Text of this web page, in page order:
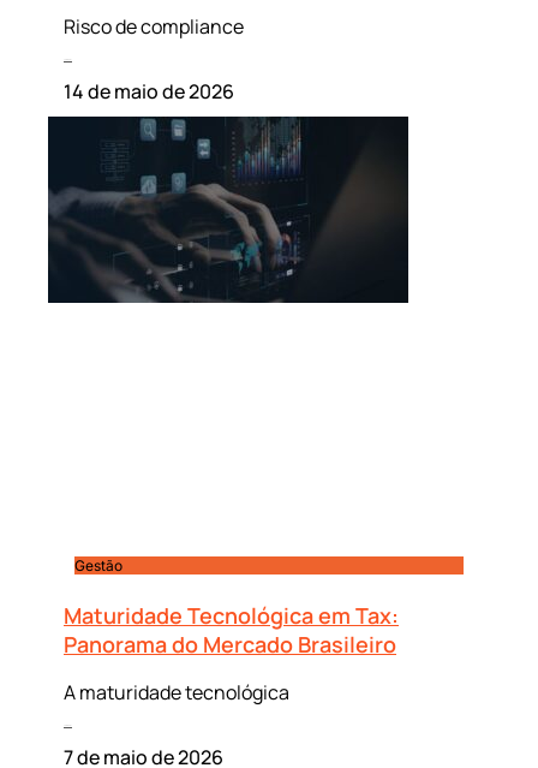
Risco de compliance
14 de maio de 2026
Gestão
Maturidade Tecnológica em Tax:
Panorama do Mercado Brasileiro
A maturidade tecnológica
7 de maio de 2026